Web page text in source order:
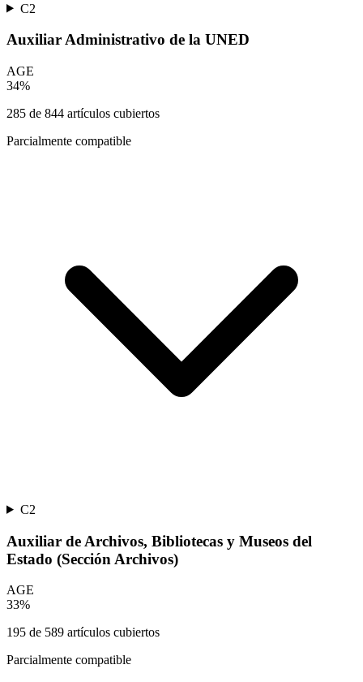
C2
Auxiliar Administrativo de la UNED
AGE
34%
285 de 844 artículos cubiertos
Parcialmente compatible
C2
Auxiliar de Archivos, Bibliotecas y Museos del
Estado (Sección Archivos)
AGE
33%
195 de 589 artículos cubiertos
Parcialmente compatible